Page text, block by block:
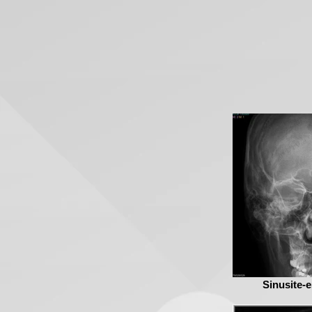
Sinusite-